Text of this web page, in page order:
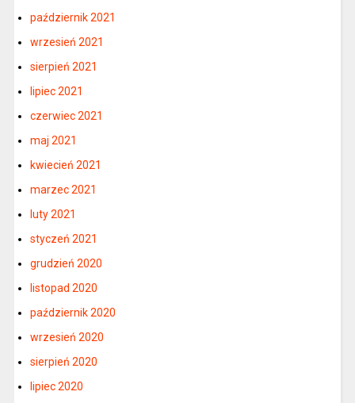
październik 2021
wrzesień 2021
sierpień 2021
lipiec 2021
czerwiec 2021
maj 2021
kwiecień 2021
marzec 2021
luty 2021
styczeń 2021
grudzień 2020
listopad 2020
październik 2020
wrzesień 2020
sierpień 2020
lipiec 2020